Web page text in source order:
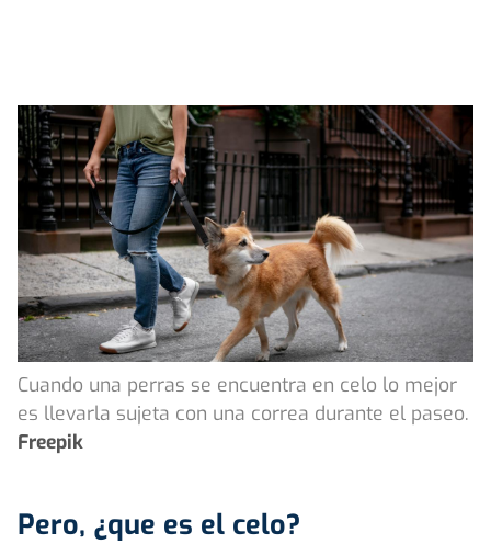
Cuando una perras se encuentra en celo lo mejor
es llevarla sujeta con una correa durante el paseo.
Freepik
Pero, ¿que es el celo?